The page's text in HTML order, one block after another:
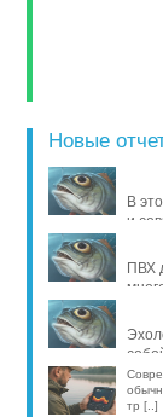
Новые
В
и
ПВХ
тр [..]